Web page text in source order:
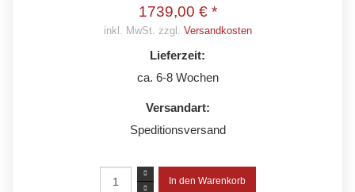
1739,00 € *
inkl. MwSt. zzgl. Versandkosten
Lieferzeit:
ca. 6-8 Wochen
Versandart:
Speditionsversand